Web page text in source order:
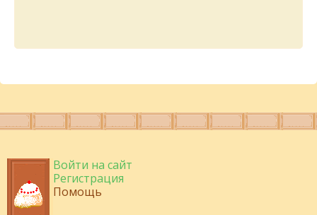
Войти на сайт
Регистрация
Помощь